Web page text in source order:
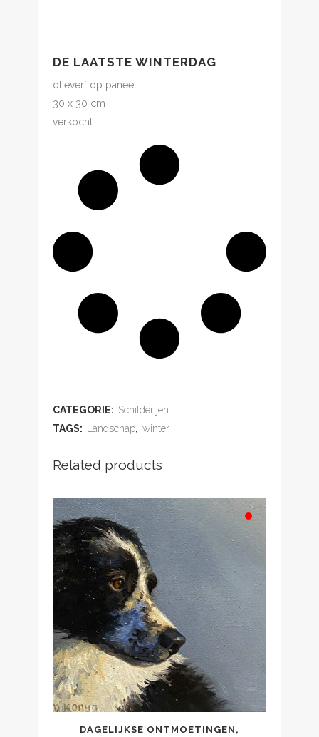
DE LAATSTE WINTERDAG
olieverf op paneel
30 x 30 cm
verkocht
CATEGORIE: Schilderijen
TAGS: Landschap, winter
Related products
DAGELIJKSE ONTMOETINGEN,